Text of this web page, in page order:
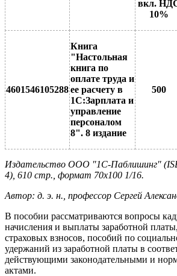
вкл.
10%
4601546105288
Книга
"Настольная
книга по
оплате труда и
ее расчету в
1С:Зарплата и
управление
персоналом
8". 8 издание
500
Издательство ООО "1С-Паблишинг"
4), 610 стр., формат 70х100 1/16.
Автор: д. э. н., профессор Сергей
В пособии рассматриваются вопросы
начисления и выплаты заработной
страховых взносов, пособий по
удержаний из заработной платы в
действующими законодательными и
актами.